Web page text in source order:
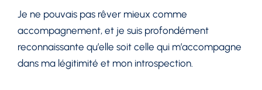
Je ne pouvais pas rêver mieux comme
accompagnement, et je suis profondément
reconnaissante qu’elle soit celle qui m’accompagne
dans ma légitimité et mon introspection.